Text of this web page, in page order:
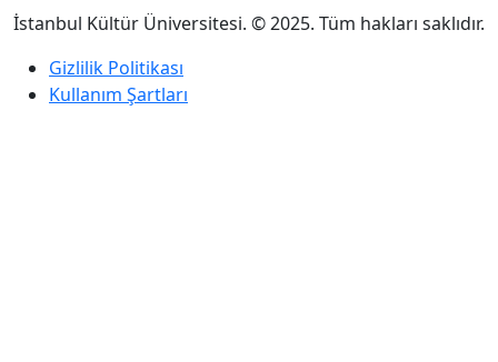
İstanbul Kültür Üniversitesi. © 2025. Tüm hakları saklıdır.
Gizlilik Politikası
Kullanım Şartları